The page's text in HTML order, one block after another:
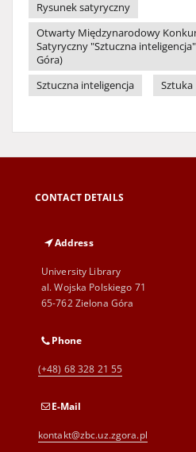
Rysunek satyryczny
Otwarty Międzynarodowy
Satyryczny "Sztuczna
Góra)
Sztuczna inteligencja
Sztuka
CONTACT DETAILS
Address
University Library
al. Wojska Polskiego 71
65-762 Zielona Góra
Phone
(+48) 68 328 21 55
E-Mail
kontakt@zbc.uz.zgora.pl